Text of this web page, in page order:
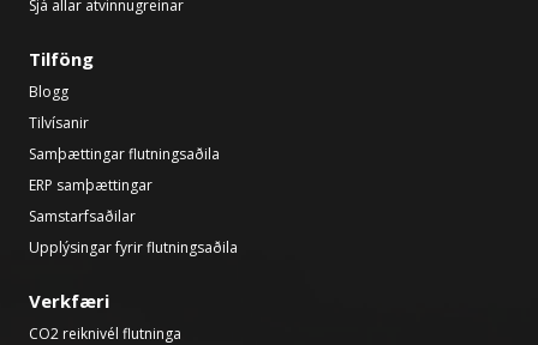
Sjá allar atvinnugreinar
Tilföng
Blogg
Tilvísanir
Samþættingar flutningsaðila
ERP samþættingar
Samstarfsaðilar
Upplýsingar fyrir flutningsaðila
Verkfæri
CO2 reiknivél flutninga